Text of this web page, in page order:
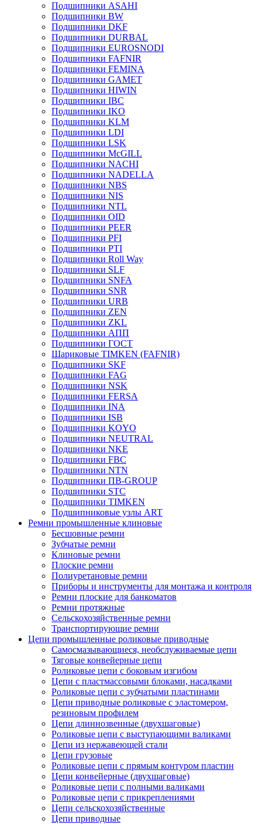
Подшипники ASAHI
Подшипники BW
Подшипники DKF
Подшипники DURBAL
Подшипники EUROSNODI
Подшипники FAFNIR
Подшипники FEMINA
Подшипники GAMET
Подшипники HIWIN
Подшипники IBC
Подшипники IKO
Подшипники KLM
Подшипники LDI
Подшипники LSK
Подшипники McGILL
Подшипники NACHI
Подшипники NADELLA
Подшипники NBS
Подшипники NIS
Подшипники NTL
Подшипники OID
Подшипники PEER
Подшипники PFI
Подшипники PTI
Подшипники Roll Way
Подшипники SLF
Подшипники SNFA
Подшипники SNR
Подшипники URB
Подшипники ZEN
Подшипники ZKL
Подшипники АПП
Подшипники ГОСТ
Шариковые ТІMKEN (FAFNIR)
Подшипники SKF
Подшипники FAG
Подшипники NSK
Подшипники FERSA
Подшипники INA
Подшипники ISB
Подшипники KOYO
Подшипники NEUTRAL
Подшипники NKE
Подшипники FBC
Подшипники NTN
Подшипники ПВ-GROUP
Подшипники STC
Подшипники TIMKEN
Подшипниковые узлы ART
Ремни промышленные клиновые
Бесшовные ремни
Зубчатые ремни
Клиновые ремни
Плоские ремни
Полиуретановые ремни
Приборы и инструменты для монтажа и контроля
Ремни плоские для банкоматов
Ремни протяжные
Сельскохозяйственные ремни
Транспортирующие ремни
Цепи промышленные роликовые приводные
Самосмазывающиеся, необслуживаемые цепи
Тяговые конвейерные цепи
Роликовые цепи с боковым изгибом
Цепи с пластмассовыми блоками, насадками
Роликовые цепи с зубчатыми пластинами
Цепи приводные роликовые с эластомером,
резиновым профилем
Цепи длиннозвенные (двухшаговые)
Роликовые цепи с выступающими валиками
Цепи из нержавеющей стали
Цепи грузовые
Роликовые цепи с прямым контуром пластин
Цепи конвейерные (двухшаговые)
Роликовые цепи с полными валиками
Роликовые цепи с прикреплениями
Цепи сельскохозяйственные
Цепи приводные